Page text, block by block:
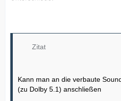
Zitat
Kann man an die verbaute
(zu Dolby 5.1) anschließen